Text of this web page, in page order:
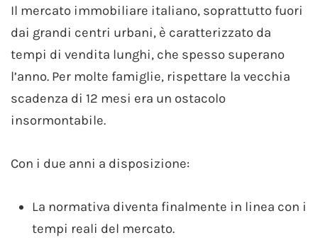
Il mercato immobiliare italiano, soprattutto fuori
dai grandi centri urbani, è caratterizzato da
tempi di vendita lunghi, che spesso superano
l’anno. Per molte famiglie, rispettare la vecchia
scadenza di 12 mesi era un ostacolo
insormontabile.
Con i due anni a disposizione:
La normativa diventa finalmente in linea con i
tempi reali del mercato.